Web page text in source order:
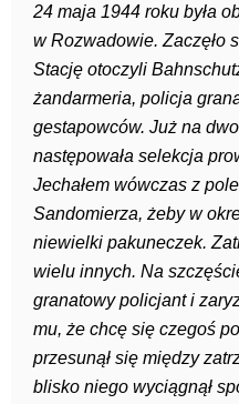
24 maja 1944 roku była
w Rozwadowie. Zaczęło
Stację otoczyli
żandarmeria, policja
gestapowców. Już na
następowała selekcja
Jechałem wówczas z
Sandomierza, żeby w
niewielki pakuneczek.
wielu innych. Na
granatowy policjant i
mu, że chcę się czegoś
przesunął się między
blisko niego wyciągnął